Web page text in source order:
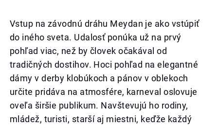
Vstup na závodnú dráhu Meydan je ako vstúpiť
do iného sveta. Udalosť ponúka už na prvý
pohľad viac, než by človek očakával od
tradičných dostihov. Hoci pohľad na elegantné
dámy v derby klobúkoch a pánov v oblekoch
určite pridáva na atmosfére, karneval oslovuje
oveľa širšie publikum. Navštevujú ho rodiny,
mládež, turisti, starší aj miestni, keďže každý